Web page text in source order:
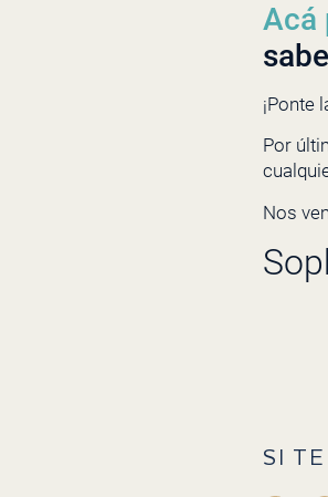
Acá
¡Ponte
Por
Nos
SI